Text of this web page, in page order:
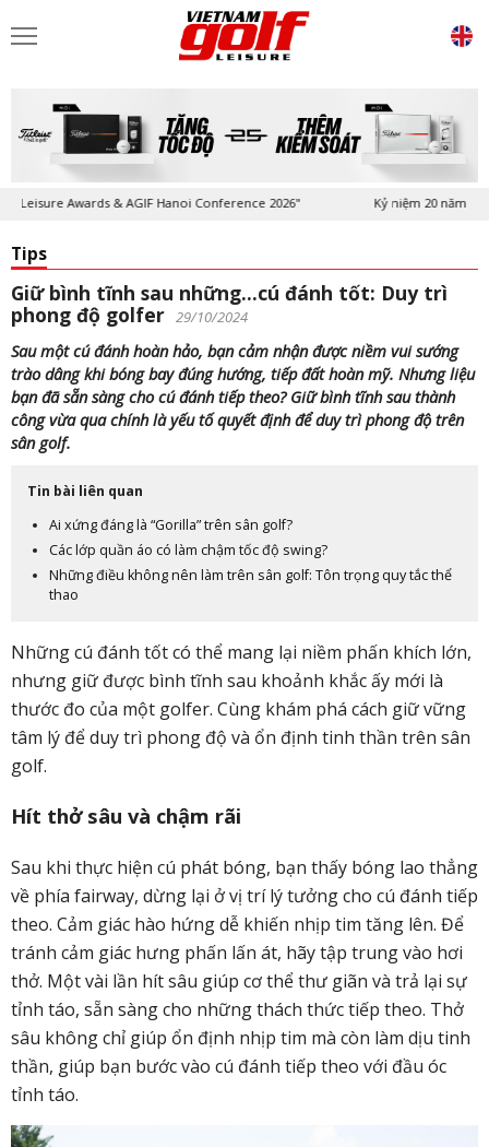
Awards & AGIF Hanoi Conference 2026" Kỷ niệm 20 năm Tạp
Tips
Giữ bình tĩnh sau những…cú đánh tốt: Duy trì
phong độ golfer 29/10/2024
Sau một cú đánh hoàn hảo, bạn cảm nhận được niềm vui sướng
trào dâng khi bóng bay đúng hướng, tiếp đất hoàn mỹ. Nhưng liệu
bạn đã sẵn sàng cho cú đánh tiếp theo? Giữ bình tĩnh sau thành
công vừa qua chính là yếu tố quyết định để duy trì phong độ trên
sân golf.
Tin bài liên quan
Ai xứng đáng là “Gorilla” trên sân golf?
Các lớp quần áo có làm chậm tốc độ swing?
Những điều không nên làm trên sân golf: Tôn trọng quy tắc thể
thao
Những cú đánh tốt có thể mang lại niềm phấn khích lớn,
nhưng giữ được bình tĩnh sau khoảnh khắc ấy mới là
thước đo của một golfer. Cùng khám phá cách giữ vững
tâm lý để duy trì phong độ và ổn định tinh thần trên sân
golf.
Hít thở sâu và chậm rãi
Sau khi thực hiện cú phát bóng, bạn thấy bóng lao thẳng
về phía fairway, dừng lại ở vị trí lý tưởng cho cú đánh tiếp
theo. Cảm giác hào hứng dễ khiến nhịp tim tăng lên. Để
tránh cảm giác hưng phấn lấn át, hãy tập trung vào hơi
thở. Một vài lần hít sâu giúp cơ thể thư giãn và trả lại sự
tỉnh táo, sẵn sàng cho những thách thức tiếp theo. Thở
sâu không chỉ giúp ổn định nhịp tim mà còn làm dịu tinh
thần, giúp bạn bước vào cú đánh tiếp theo với đầu óc
tỉnh táo.